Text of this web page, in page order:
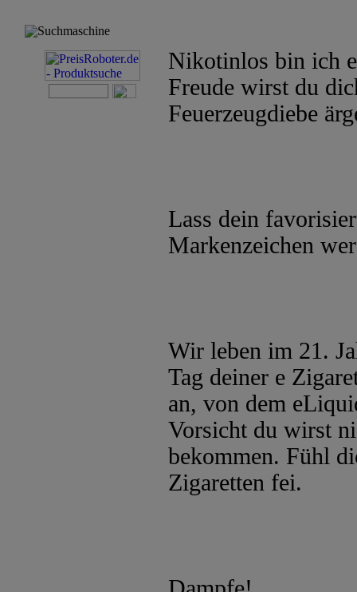
Suchmaschine
Nikotinlos bin ich
Freude wirst du
Feuerzeugdiebe
Lass dein
Markenzeichen
Wir leben im 21.
Tag deiner e
an, von dem
Vorsicht du wirst
bekommen. Fühl
Zigaretten fei.